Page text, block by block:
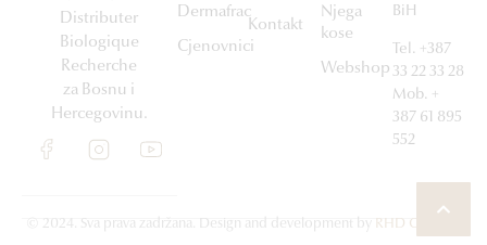
Distributer
Biologique
Recherche
za Bosnu i
Hercegovinu.
Dermafrac
Cjenovnici
Kontakt
Njega
kose
Webshop
BiH
Tel. +387
33 22 33 28
Mob. +
387 61 895
552
© 2024. Sva prava zadržana. Design and development by RHD Creative